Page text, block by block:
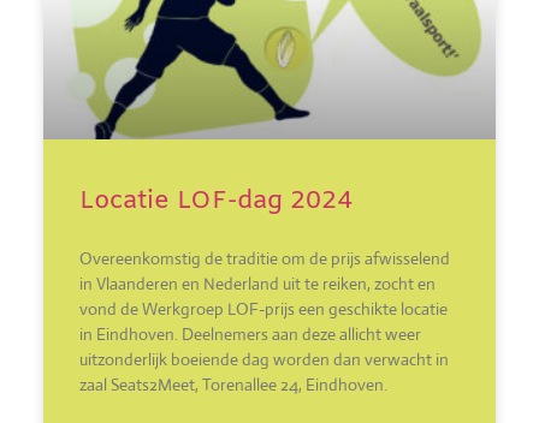
Locatie LOF-dag 2024
Overeenkomstig de traditie om de prijs afwisselend
in Vlaanderen en Nederland uit te reiken, zocht en
vond de Werkgroep LOF-prijs een geschikte locatie
in Eindhoven. Deelnemers aan deze allicht weer
uitzonderlijk boeiende dag worden dan verwacht in
zaal Seats2Meet, Torenallee 24, Eindhoven.